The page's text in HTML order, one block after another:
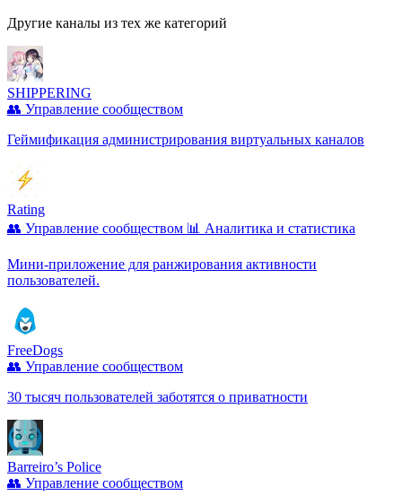
Другие каналы из тех же категорий
SHIPPERING
👥 Управление сообществом
Геймификация администрирования виртуальных каналов
Rating
👥 Управление сообществом 📊 Аналитика и статистика
Мини-приложение для ранжирования активности
пользователей.
FreeDogs
👥 Управление сообществом
30 тысяч пользователей заботятся о приватности
Barreiro’s Police
👥 Управление сообществом